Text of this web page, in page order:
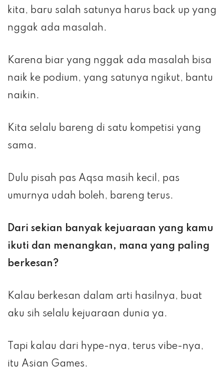
kita, baru salah satunya harus back up yang
nggak ada masalah.
Karena biar yang nggak ada masalah bisa
naik ke podium, yang satunya ngikut, bantu
naikin.
Kita selalu bareng di satu kompetisi yang
sama.
Dulu pisah pas Aqsa masih kecil, pas
umurnya udah boleh, bareng terus.
Dari sekian banyak kejuaraan yang kamu
ikuti dan menangkan, mana yang paling
berkesan?
Kalau berkesan dalam arti hasilnya, buat
aku sih selalu kejuaraan dunia ya.
Tapi kalau dari hype-nya, terus vibe-nya,
itu Asian Games.